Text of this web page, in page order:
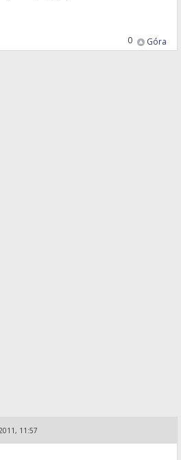
Góra
0
11:57